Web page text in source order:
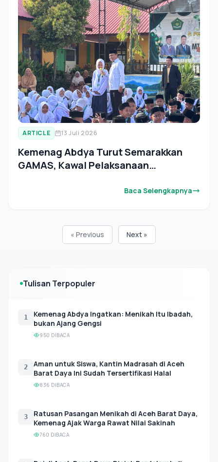
ARTICLE 13 Juli 2026
Kemenag Abdya Turut Semarakkan
GAMAS, Kawal Pelaksanaan
Baca Selengkapnya
« Previous Next »
Tulisan Terpopuler
1
Kemenag Abdya Ingatkan: Menikah Itu Ibadah,
bukan Ajang Gengsi
950 DIBACA
2
Aman untuk Siswa, Kantin Madrasah di Aceh
Barat Daya Ini Sudah Tersertifikasi Halal
836 DIBACA
3
Ratusan Pasangan Menikah di Aceh Barat Daya,
Kemenag Ajak Warga Rawat Nilai Sakinah
760 DIBACA